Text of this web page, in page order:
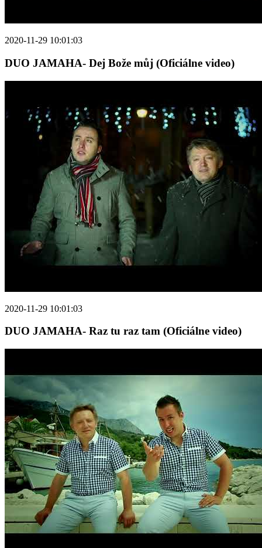
2020-11-29 10:01:03
DUO JAMAHA- Dej Bože můj (Oficiálne video)
2020-11-29 10:01:03
DUO JAMAHA- Raz tu raz tam (Oficiálne video)